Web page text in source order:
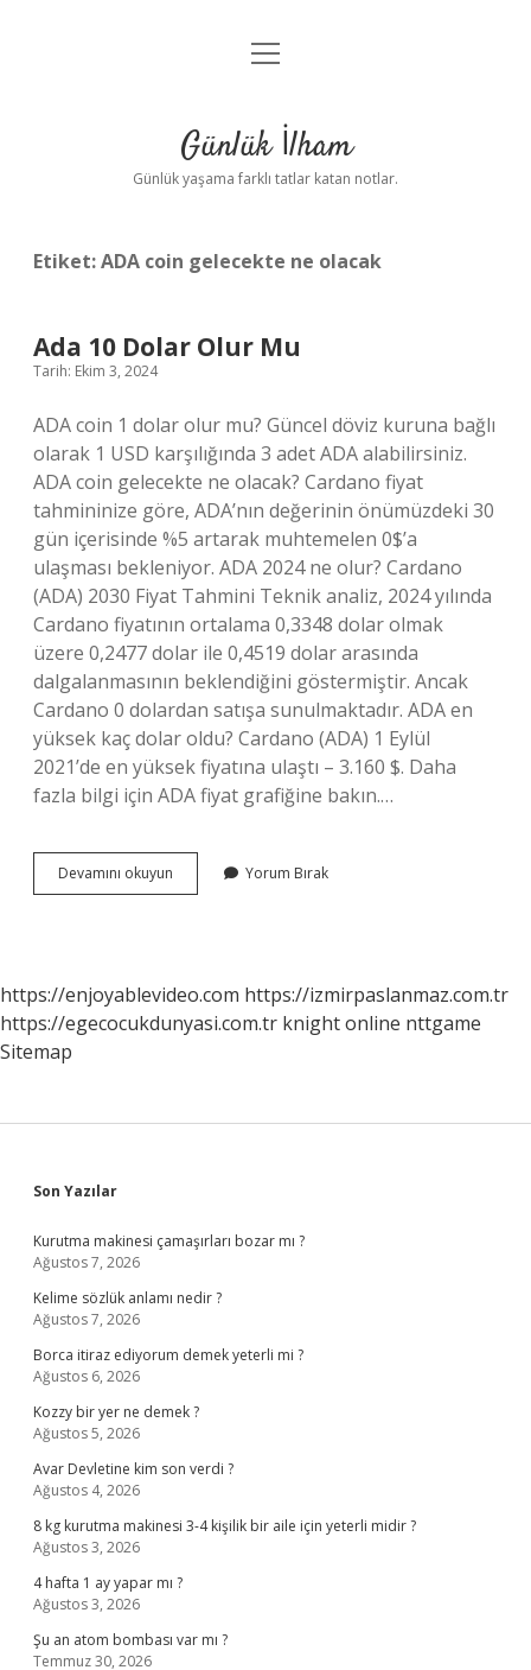
Anasayfa
Yasal Uyarı
menüyü
Günlük İlham
Günlük yaşama farklı tatlar katan notlar.
Etiket:ADA coin gelecekte ne olacak
Ada 10 Dolar Olur Mu
Tarih: Ekim 3, 2024
ADA coin 1 dolar olur mu? Güncel döviz kuruna bağlı
olarak 1 USD karşılığında 3 adet ADA alabilirsiniz.
ADA coin gelecekte ne olacak? Cardano fiyat
tahmininize göre, ADA’nın değerinin önümüzdeki 30
gün içerisinde %5 artarak muhtemelen 0$’a
ulaşması bekleniyor. ADA 2024 ne olur? Cardano
(ADA) 2030 Fiyat Tahmini Teknik analiz, 2024 yılında
Cardano fiyatının ortalama 0,3348 dolar olmak
üzere 0,2477 dolar ile 0,4519 dolar arasında
dalgalanmasının beklendiğini göstermiştir. Ancak
Cardano 0 dolardan satışa sunulmaktadır. ADA en
yüksek kaç dolar oldu? Cardano (ADA) 1 Eylül
2021’de en yüksek fiyatına ulaştı – 3.160 $. Daha
fazla bilgi için ADA fiyat grafiğine bakın.…
Devamını okuyun
10
Yorum Bırak
https://enjoyablevideo.com https://izmirpaslanmaz.com.tr
https://egecocukdunyasi.com.tr knight online nttgame
Sitemap
Sidebar
Son Yazılar
Kurutma makinesi çamaşırları bozar mı ?
Ağustos 7, 2026
Kelime sözlük anlamı nedir ?
Ağustos 7, 2026
Borca itiraz ediyorum demek yeterli mi ?
Ağustos 6, 2026
Kozzy bir yer ne demek ?
Ağustos 5, 2026
Avar Devletine kim son verdi ?
Ağustos 4, 2026
8 kg kurutma makinesi 3-4 kişilik bir aile için yeterli midir ?
Ağustos 3, 2026
4 hafta 1 ay yapar mı ?
Ağustos 3, 2026
Şu an atom bombası var mı ?
Temmuz 30, 2026